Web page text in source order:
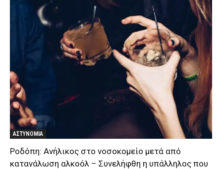
ΑΣΤΥΝΟΜΙΑ
Ροδόπη: Ανήλικος στο νοσοκομείο μετά από
κατανάλωση αλκοόλ – Συνελήφθη η υπάλληλος που